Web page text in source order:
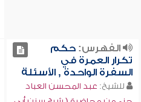
الفهرس:حكم
تكرار العمرة في
السفرة الواحدة , الأسئلة
للشيخ: عبد المحسن العباد